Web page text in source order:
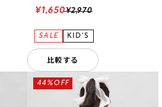
¥2,970
¥1,650
比較する
44%OFF